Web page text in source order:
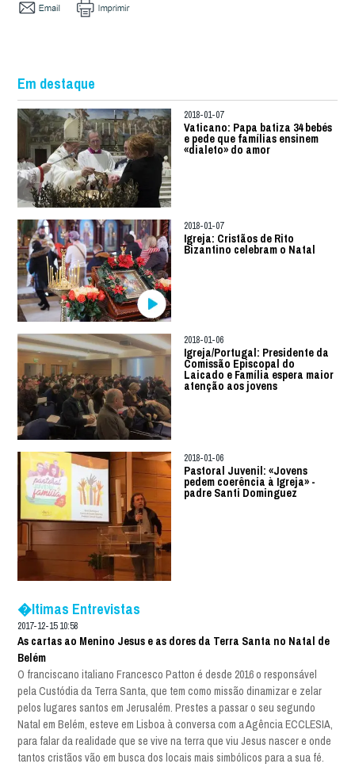
Em destaque
2018-01-07
Vaticano: Papa batiza 34 bebés
e pede que famílias ensinem
«dialeto» do amor
2018-01-07
Igreja: Cristãos de Rito
Bizantino celebram o Natal
2018-01-06
Igreja/Portugal: Presidente da
Comissão Episcopal do
Laicado e Família espera maior
atenção aos jovens
2018-01-06
Pastoral Juvenil: «Jovens
pedem coerência à Igreja» -
padre Santi Dominguez
�ltimas Entrevistas
2017-12-15 10:58
As cartas ao Menino Jesus e as dores da Terra Santa no Natal de
Belém
O franciscano italiano Francesco Patton é desde 2016 o responsável
pela Custódia da Terra Santa, que tem como missão dinamizar e zelar
pelos lugares santos em Jerusalém. Prestes a passar o seu segundo
Natal em Belém, esteve em Lisboa à conversa com a Agência ECCLESIA,
para falar da realidade que se vive na terra que viu Jesus nascer e onde
tantos cristãos vão em busca dos locais mais simbólicos para a sua fé.